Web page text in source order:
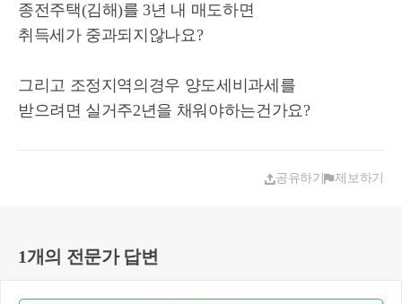
종전주택(김해)를 3년 내 매도하면
취득세가 중과되지않나요?
그리고 조정지역의경우 양도세비과세를
받으려면 실거주2년을 채워야하는건가요?
공유하기 제보하기
1개의 전문가 답변